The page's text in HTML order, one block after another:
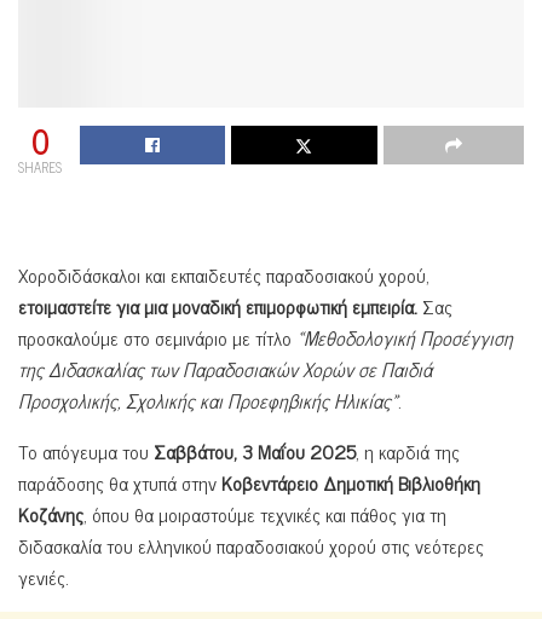
0
SHARES
Χοροδιδάσκαλοι και εκπαιδευτές παραδοσιακού χορού,
ετοιμαστείτε για μια μοναδική επιμορφωτική εμπειρία.Σας
προσκαλούμε στο σεμινάριο με τίτλο «Μεθοδολογική Προσέγγιση
της Διδασκαλίας των Παραδοσιακών Χορών σε Παιδιά
Προσχολικής, Σχολικής και Προεφηβικής Ηλικίας».
Το απόγευμα του Σαββάτου, 3 Μαΐου 2025, η καρδιά της
παράδοσης θα χτυπά στηνΚοβεντάρειο Δημοτική Βιβλιοθήκη
Κοζάνης, όπου θα μοιραστούμε τεχνικές και πάθος για τη
διδασκαλία του ελληνικού παραδοσιακού χορού στις νεότερες
γενιές.